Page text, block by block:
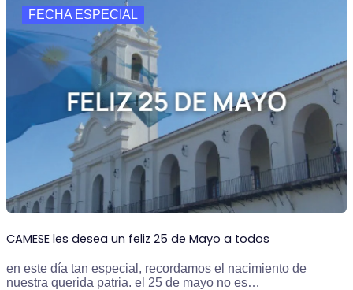
FECHA ESPECIAL
CAMESE les desea un feliz 25 de Mayo a todos
en este día tan especial, recordamos el nacimiento de
nuestra querida patria. el 25 de mayo no es…